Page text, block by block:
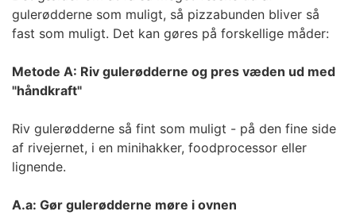
gulerødderne som muligt, så pizzabunden bliver så
fast som muligt. Det kan gøres på forskellige måder:
Metode A: Riv gulerødderne og pres væden ud med
"håndkraft"
Riv gulerødderne så fint som muligt - på den fine side
af rivejernet, i en minihakker, foodprocessor eller
lignende.
A.a: Gør gulerødderne møre i ovnen